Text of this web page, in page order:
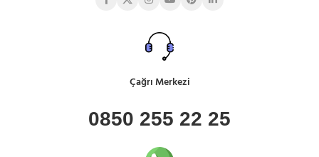
Çağrı Merkezi
0850 255 22 25